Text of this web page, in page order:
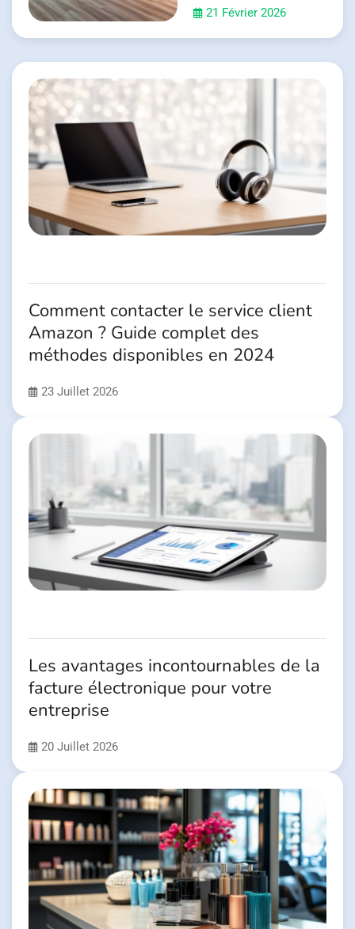
21 Février 2026
Comment contacter le service client
Amazon ? Guide complet des
méthodes disponibles en 2024
23 Juillet 2026
Les avantages incontournables de la
facture électronique pour votre
entreprise
20 Juillet 2026